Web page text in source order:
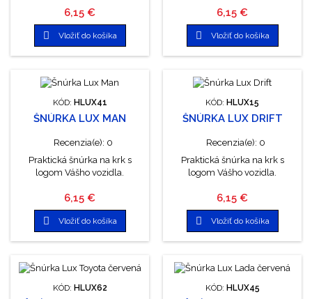
Cena
6,15 €
 Vložiť do košíka
Cena
6,15 €
 Vložiť do košíka
KÓD: HLUX41
ŠNÚRKA LUX MAN
Recenzia(e): 0
Praktická šnúrka na krk s
logom Vášho vozidla.
Cena
6,15 €
 Vložiť do košíka
KÓD: HLUX15
ŠNÚRKA LUX DRIFT
Recenzia(e): 0
Praktická šnúrka na krk s
logom Vášho vozidla.
Cena
6,15 €
 Vložiť do košíka
KÓD: HLUX62 KÓD: HLUX45